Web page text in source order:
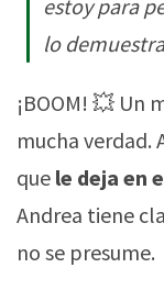
estoy para
lo
¡BOOM! 💥 Un
mucha verdad.
que le deja en
Andrea tiene
no se presume.